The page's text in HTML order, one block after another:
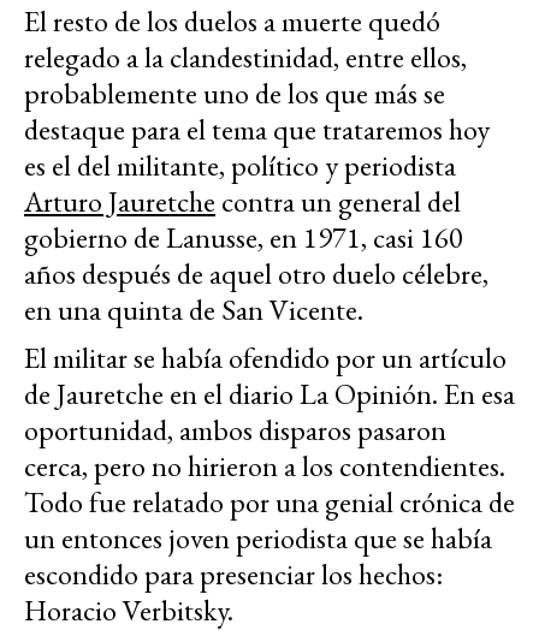
El resto de los duelos a muerte quedó
relegado a la clandestinidad, entre ellos,
probablemente uno de los que más se
destaque para el tema que trataremos hoy
es el del militante, político y periodista
Arturo Jauretche contra un general del
gobierno de Lanusse, en 1971, casi 160
años después de aquel otro duelo célebre,
en una quinta de San Vicente.
El militar se había ofendido por un artículo
de Jauretche en el diario La Opinión. En esa
oportunidad, ambos disparos pasaron
cerca, pero no hirieron a los contendientes.
Todo fue relatado por una genial crónica de
un entonces joven periodista que se había
escondido para presenciar los hechos:
Horacio Verbitsky.